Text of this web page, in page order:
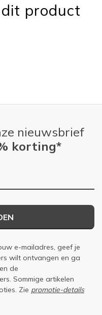
product
nieuwsbrief
korting*
e-mailadres, geef je
wilt ontvangen en ga
en de
Sommige artikelen
Zie promotie-details